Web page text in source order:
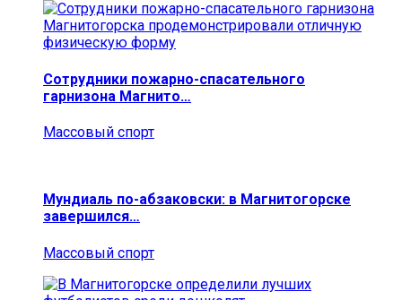
Сотрудники пожарно-спасательного
гарнизона Магнито…
Массовый спорт
Мундиаль по-абзаковски: в Магнитогорске
завершился…
Массовый спорт